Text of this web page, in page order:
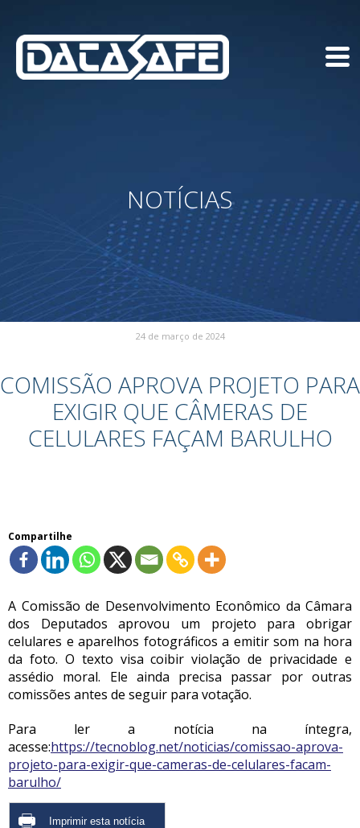
NOTÍCIAS
24 de março de 2024
COMISSÃO APROVA PROJETO PARA
EXIGIR QUE CÂMERAS DE
CELULARES FAÇAM BARULHO
Compartilhe
A Comissão de Desenvolvimento Econômico da Câmara
dos Deputados aprovou um projeto para obrigar
celulares e aparelhos fotográficos a emitir som na hora
da foto. O texto visa coibir violação de privacidade e
assédio moral. Ele ainda precisa passar por outras
comissões antes de seguir para votação.
Para ler a notícia na íntegra,
acesse:https://tecnoblog.net/noticias/comissao-aprova-
projeto-para-exigir-que-cameras-de-celulares-facam-
barulho/